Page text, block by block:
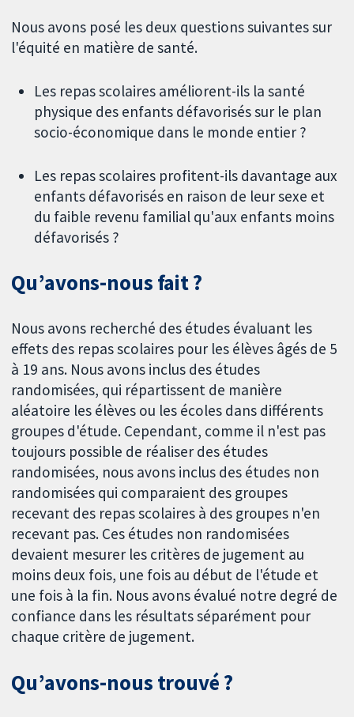
Nous avons posé les deux questions suivantes sur
l'équité en matière de santé.
Les repas scolaires améliorent-ils la santé
physique des enfants défavorisés sur le plan
socio-économique dans le monde entier ?
Les repas scolaires profitent-ils davantage aux
enfants défavorisés en raison de leur sexe et
du faible revenu familial qu'aux enfants moins
défavorisés ?
Qu’avons-nous fait ?
Nous avons recherché des études évaluant les
effets des repas scolaires pour les élèves âgés de 5
à 19 ans. Nous avons inclus des études
randomisées, qui répartissent de manière
aléatoire les élèves ou les écoles dans différents
groupes d'étude. Cependant, comme il n'est pas
toujours possible de réaliser des études
randomisées, nous avons inclus des études non
randomisées qui comparaient des groupes
recevant des repas scolaires à des groupes n'en
recevant pas. Ces études non randomisées
devaient mesurer les critères de jugement au
moins deux fois, une fois au début de l'étude et
une fois à la fin. Nous avons évalué notre degré de
confiance dans les résultats séparément pour
chaque critère de jugement.
Qu’avons-nous trouvé ?